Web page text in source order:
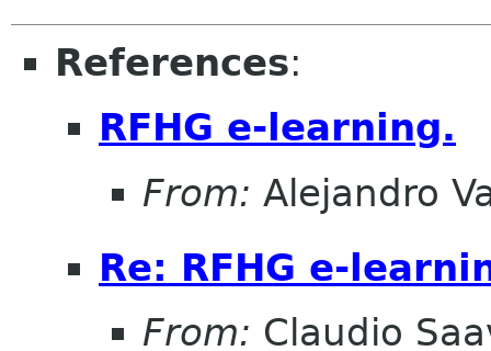
References:
RFHG e-learning.
From: Alejandro
Re: RFHG e-
From: Claudio